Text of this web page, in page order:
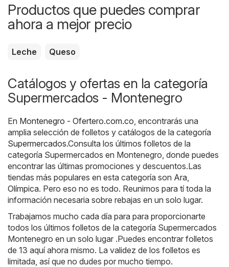
Productos que puedes comprar
ahora a mejor precio
Leche Queso
Catálogos y ofertas en la categoría
Supermercados - Montenegro
En Montenegro - Ofertero.com.co , encontrarás una
amplia selección de folletos y catálogos de la categoría
Supermercados.Consulta los últimos folletos de la
categoría Supermercados en Montenegro, donde puedes
encontrar las últimas promociones y descuentos.Las
tiendas más populares en esta categoría son Ara
Olímpica. Pero eso no es todo. Reunimos para tí toda la
información necesaria sobre rebajas en un solo lugar.
Trabajamos mucho cada día para para proporcionarte
todos los últimos folletos de la categoría Supermercados
Montenegro en un solo lugar .Puedes encontrar folletos
de 13 aquí ahora mismo. La validez de los folletos es
limitada, así que no dudes por mucho tiempo.